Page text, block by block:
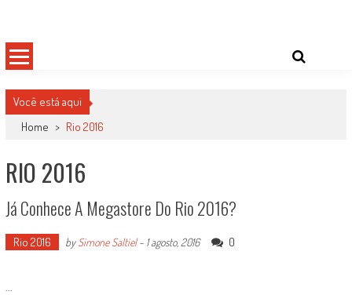
content
Você está aqui
Home > Rio 2016
RIO 2016
Já Conhece A Megastore Do Rio 2016?
Rio 2016 bySimone Saltiel- 1 agosto, 2016 0
...